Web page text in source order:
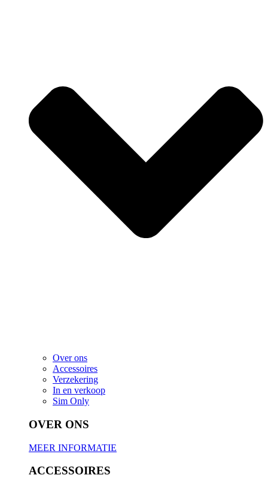
Over ons
Accessoires
Verzekering
In en verkoop
Sim Only
OVER ONS
MEER INFORMATIE
ACCESSOIRES